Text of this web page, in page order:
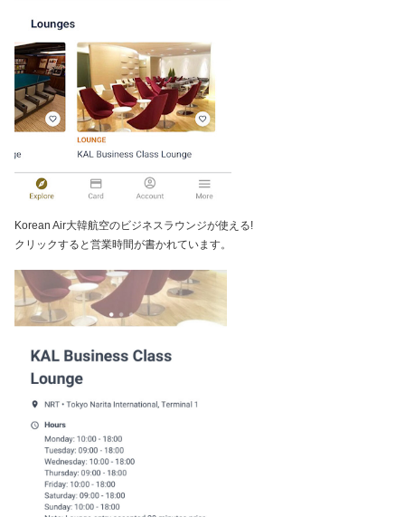
Korean Air大韓航空のビジネスラウンジが使える!
クリックすると営業時間が書かれています。